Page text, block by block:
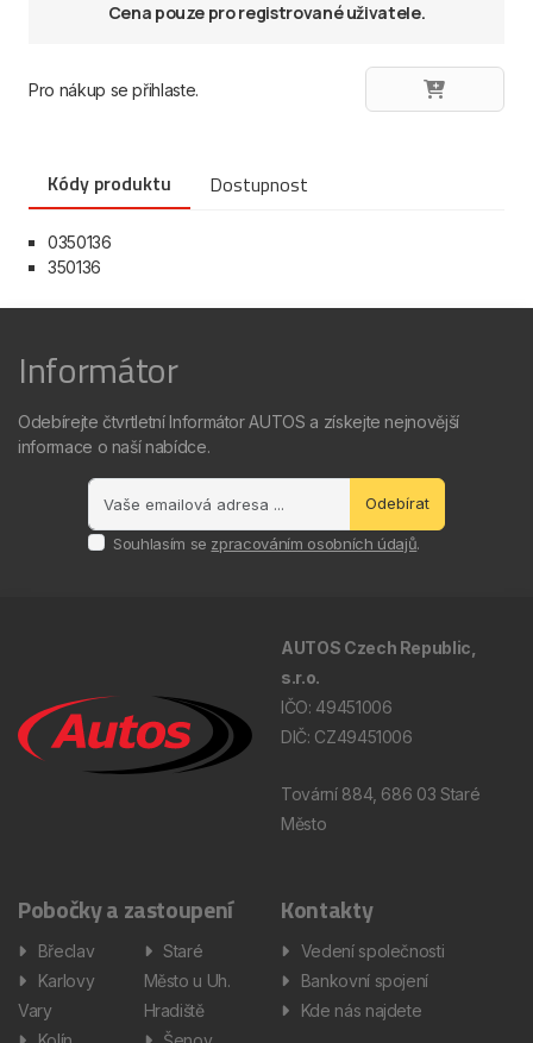
Cena pouze pro registrované uživatele.
Pro nákup se přihlaste.
Kódy produktu Dostupnost
0350136
350136
Informátor
Odebírejte čtvrtletní Informátor AUTOS a získejte nejnovější
informace o naší nabídce.
Odebírat
Souhlasím se zpracováním osobních údajů.
AUTOS Czech Republic,
s.r.o.
IČO: 49451006
DIČ: CZ49451006
Tovární 884, 686 03 Staré
Město
Pobočky a zastoupení
Břeclav
Karlovy
Vary
Staré
Město u Uh.
Hradiště
Kontakty
Vedení společnosti
Bankovní spojení
Kde nás najdete